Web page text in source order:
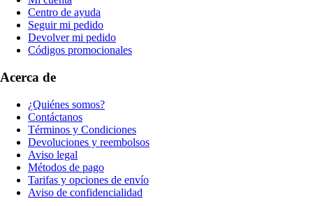
Centro de ayuda
Seguir mi pedido
Devolver mi pedido
Códigos promocionales
Acerca de
¿Quiénes somos?
Contáctanos
Términos y Condiciones
Devoluciones y reembolsos
Aviso legal
Métodos de pago
Tarifas y opciones de envío
Aviso de confidencialidad